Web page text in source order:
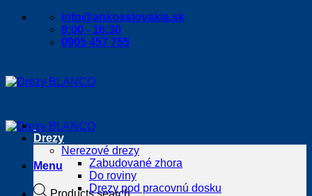
info@ankosslovakia.sk
8:00 - 16:30
0905 457 755
Menu
Products search
Drezy
Nerezové drezy
Zabudované zhora
Do roviny
Drezy pod pracovnú dosku